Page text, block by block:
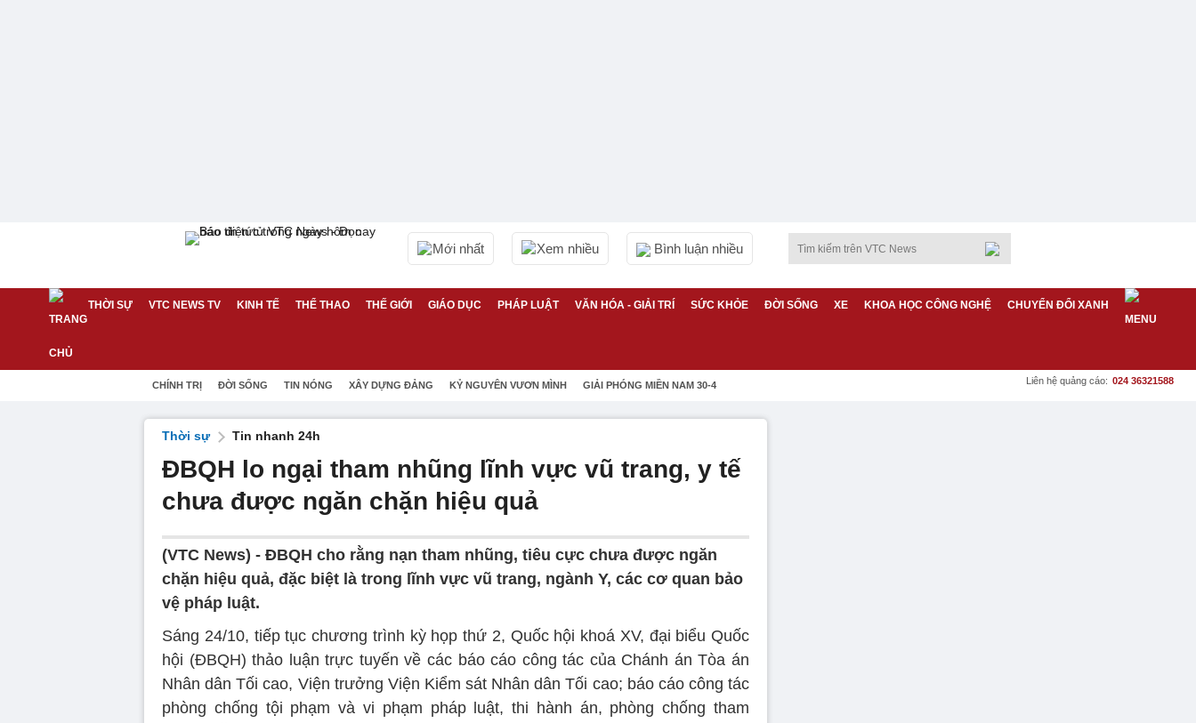
Mới nhất Xem nhiều Bình luận nhiều
THỜI SỰ VTC NEWS TV KINH TẾ THỂ THAO THẾ GIỚI GIÁO DỤC PHÁP LUẬT VĂN HÓA - GIẢI TRÍ SỨC KHỎE ĐỜI SỐNG XE KHOA HỌC CÔNG NGHỆ CHUYỂN ĐỔI XANH
CHÍNH TRỊ ĐỜI SỐNG TIN NÓNG XÂY DỰNG ĐẢNG KỶ NGUYÊN VƯƠN MÌNH GIẢI PHÓNG MIỀN NAM 30-4 Liên hệ quảng cáo: 024 36321588
Thời sự Tin nhanh 24h
ĐBQH lo ngại tham nhũng lĩnh vực vũ trang, y tế
chưa được ngăn chặn hiệu quả
(VTC News) - ĐBQH cho rằng nạn tham nhũng, tiêu cực chưa được ngăn
chặn hiệu quả, đặc biệt là trong lĩnh vực vũ trang, ngành Y, các cơ quan bảo
vệ pháp luật.
Sáng 24/10, tiếp tục chương trình kỳ họp thứ 2, Quốc hội khoá XV, đại biểu Quốc
hội (ĐBQH) thảo luận trực tuyến về các báo cáo công tác của Chánh án Tòa án
Nhân dân Tối cao, Viện trưởng Viện Kiểm sát Nhân dân Tối cao; báo cáo công tác
phòng chống tội phạm và vi phạm pháp luật, thi hành án, phòng chống tham